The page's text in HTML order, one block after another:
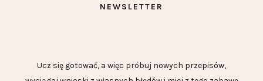
NEWSLETTER
Ucz się gotować, a więc próbuj nowych przepisów,